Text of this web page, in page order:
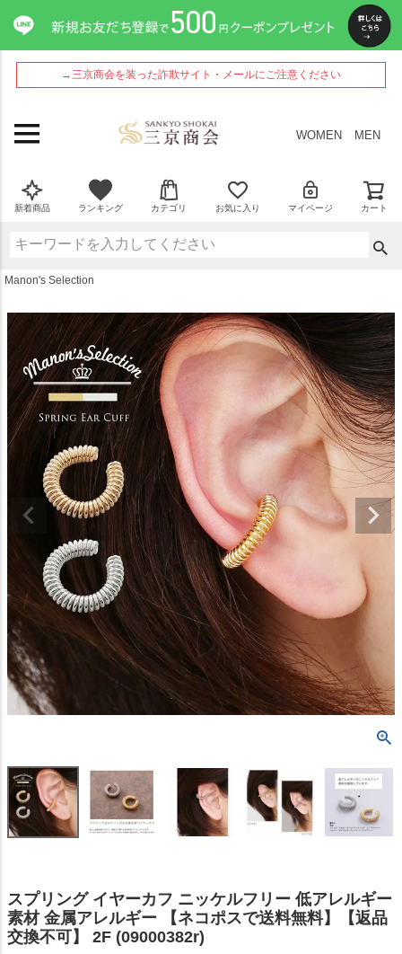
→三京商会を装った詐欺サイト・メールにご注意ください
WOMEN MEN
新着商品 ランキング カテゴリ お気に入り マイページ カート
Manon's Selection
スプリング イヤーカフ ニッケルフリー 低アレルギー
素材 金属アレルギー 【ネコポスで送料無料】【返品
交換不可】 2F (09000382r)
ペー
ジト
ップ
へ